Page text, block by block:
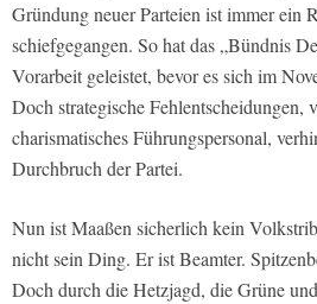
Gründung neuer Parteien ist immer ein
schiefgegangen. So hat das „Bündnis
Vorarbeit geleistet, bevor es sich im
Doch strategische Fehlentscheidungen,
charismatisches Führungspersonal,
Durchbruch der Partei.
Nun ist Maaßen sicherlich kein
nicht sein Ding. Er ist Beamter.
Doch durch die Hetzjagd, die Grüne